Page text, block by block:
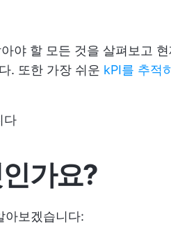
야 할 모든 것을 살펴보고
. 또한 가장 쉬운 kPI를 추적
다
가요?
아보겠습니다: